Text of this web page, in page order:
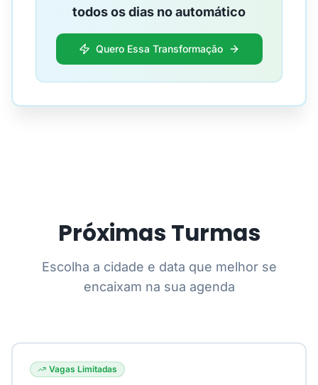
todos os dias no automático
Quero Essa Transformação
Próximas Turmas
Escolha a cidade e data que melhor se
encaixam na sua agenda
Vagas Limitadas